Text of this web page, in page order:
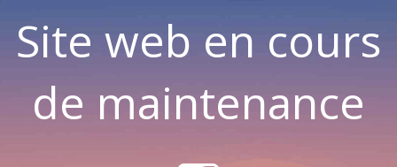
Site web en cours
de maintenance